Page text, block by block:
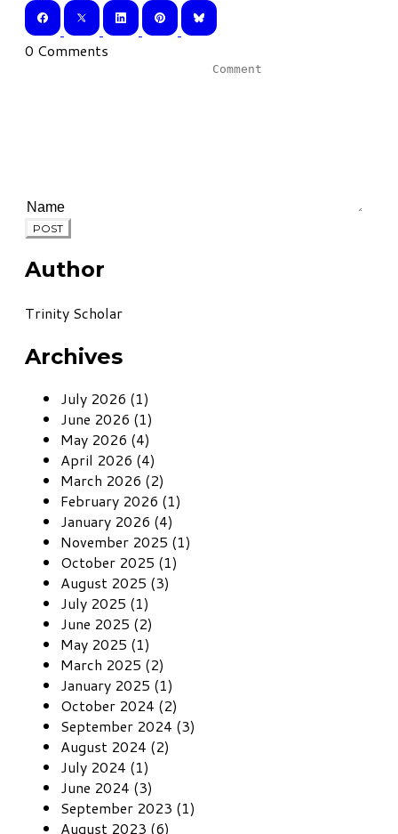
0 Comments
POST
Author
Trinity Scholar
Archives
July 2026 (1)
June 2026 (1)
May 2026 (4)
April 2026 (4)
March 2026 (2)
February 2026 (1)
January 2026 (4)
November 2025 (1)
October 2025 (1)
August 2025 (3)
July 2025 (1)
June 2025 (2)
May 2025 (1)
March 2025 (2)
January 2025 (1)
October 2024 (2)
September 2024 (3)
August 2024 (2)
July 2024 (1)
June 2024 (3)
September 2023 (1)
August 2023 (6)